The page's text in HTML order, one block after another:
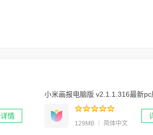
详情
小米画报电脑版 v2.1.1.316最新pc
129MB ︱ 简体中文